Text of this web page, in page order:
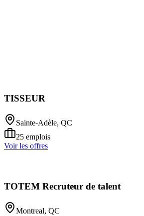
TISSEUR
Sainte-Adèle, QC
25 emplois
Voir les offres
TOTEM Recruteur de talent
Montreal, QC